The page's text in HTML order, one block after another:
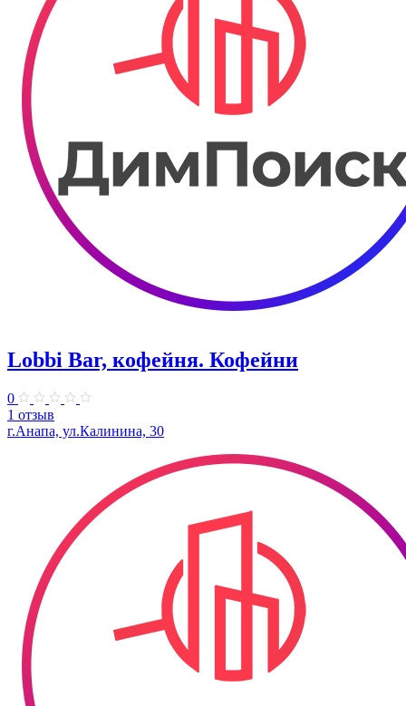
Lobbi Bar, кофейня. Кофейни
0
1 отзыв
г.Анапа, ул.Калинина, 30